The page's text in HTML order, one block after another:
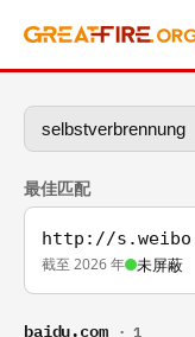
最佳匹配
http://
截至 2026 年 未屏蔽
baidu.com · 1